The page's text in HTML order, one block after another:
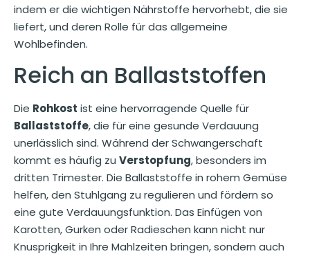
indem er die wichtigen Nährstoffe hervorhebt, die sie
liefert, und deren Rolle für das allgemeine
Wohlbefinden.
Reich an Ballaststoffen
Die Rohkost ist eine hervorragende Quelle für
Ballaststoffe, die für eine gesunde Verdauung
unerlässlich sind. Während der Schwangerschaft
kommt es häufig zu Verstopfung, besonders im
dritten Trimester. Die Ballaststoffe in rohem Gemüse
helfen, den Stuhlgang zu regulieren und fördern so
eine gute Verdauungsfunktion. Das Einfügen von
Karotten, Gurken oder Radieschen kann nicht nur
Knusprigkeit in Ihre Mahlzeiten bringen, sondern auch